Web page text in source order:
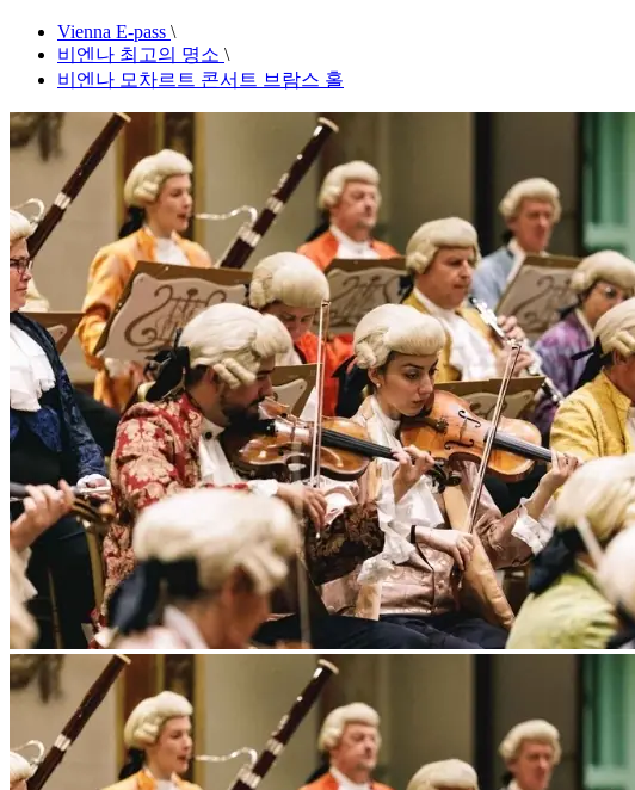
Vienna E-pass \
비엔나 최고의 명소 \
비엔나 모차르트 콘서트 브람스 홀